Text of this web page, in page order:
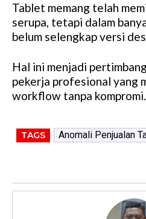
Tablet memang telah
serupa, tetapi dalam
belum selengkap versi
Hal ini menjadi
pekerja profesional yang
workflow tanpa kompromi.
TAGS Anomali Penjualan